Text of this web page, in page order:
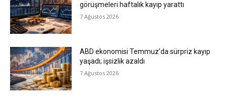
görüşmeleri haftalık kayıp yarattı
7 Ağustos 2026
ABD ekonomisi Temmuz’da sürpriz kayıp
yaşadı; işsizlik azaldı
7 Ağustos 2026